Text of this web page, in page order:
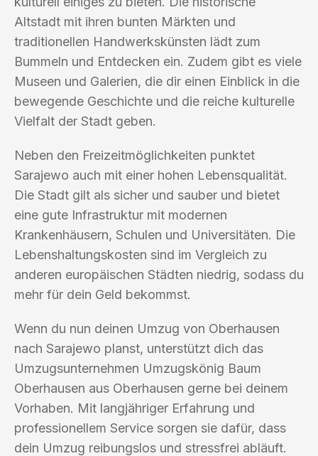
Altstadt mit ihren bunten Märkten und
traditionellen Handwerkskünsten lädt zum
Bummeln und Entdecken ein. Zudem gibt es viele
Museen und Galerien, die dir einen Einblick in die
bewegende Geschichte und die reiche kulturelle
Vielfalt der Stadt geben.
Neben den Freizeitmöglichkeiten punktet
Sarajewo auch mit einer hohen Lebensqualität.
Die Stadt gilt als sicher und sauber und bietet
eine gute Infrastruktur mit modernen
Krankenhäusern, Schulen und Universitäten. Die
Lebenshaltungskosten sind im Vergleich zu
anderen europäischen Städten niedrig, sodass du
mehr für dein Geld bekommst.
Wenn du nun deinen Umzug von Oberhausen
nach Sarajewo planst, unterstützt dich das
Umzugsunternehmen Umzugskönig Baum
Oberhausen aus Oberhausen gerne bei deinem
Vorhaben. Mit langjähriger Erfahrung und
professionellem Service sorgen sie dafür, dass
dein Umzug reibungslos und stressfrei abläuft.